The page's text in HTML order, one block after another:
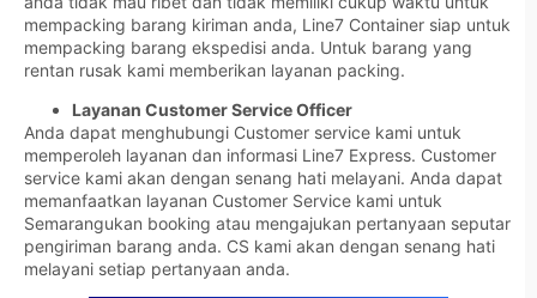
mempacking barang kiriman anda, Line7 Container siap untuk
mempacking barang ekspedisi anda. Untuk barang yang
rentan rusak kami memberikan layanan packing.
Layanan Customer Service Officer
Anda dapat menghubungi Customer service kami untuk
memperoleh layanan dan informasi Line7 Express. Customer
service kami akan dengan senang hati melayani. Anda dapat
memanfaatkan layanan Customer Service kami untuk
Semarangukan booking atau mengajukan pertanyaan seputar
pengiriman barang anda. CS kami akan dengan senang hati
melayani setiap pertanyaan anda.